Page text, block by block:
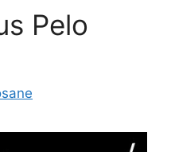
Pelo